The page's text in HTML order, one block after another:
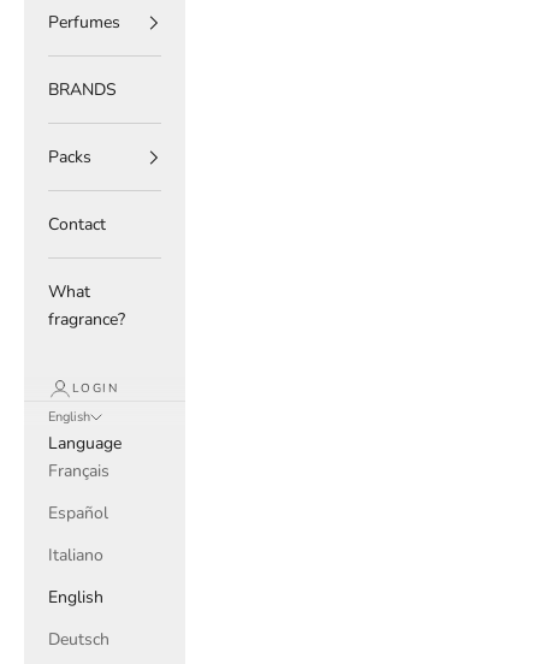
Perfumes
BRANDS
Packs
Contact
What
fragrance?
LOGIN
English
Language
Français
Español
Italiano
English
Deutsch